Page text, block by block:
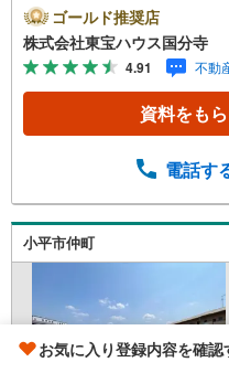
のご連絡をおすすめ
る」ボタンよりご予
です。事前に鍵の手
すのでご了承くださ
買いただいたお客
けます。10～20、
ご提供いたします
運用・相続など幅広
を問わず、安心して
無料駐車場、キッズ
も安心です。の体
ます。
ゴールド推奨店
株式会社東宝ハウス国分寺
4.91 不動
資料をも
電話す
小平市仲町
お気に入り登録内容を確認